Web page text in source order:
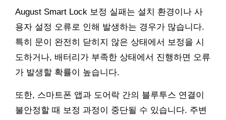
August Smart Lock 보정 실패는 설치 환경이나 사
용자 설정 오류로 인해 발생하는 경우가 많습니다.
특히 문이 완전히 닫히지 않은 상태에서 보정을 시
도하거나, 배터리가 부족한 상태에서 진행하면 오류
가 발생할 확률이 높습니다.
또한, 스마트폰 앱과 도어락 간의 블루투스 연결이
불안정할 때 보정 과정이 중단될 수 있습니다. 주변